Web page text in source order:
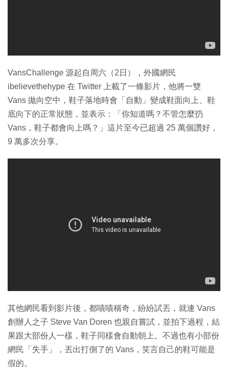
VansChallenge 源起自周六（2日），外國網民
ibelievethehype 在 Twitter 上載了一條影片，他將一雙
Vans 拋向空中，鞋子落地時會「自動」變成鞋面向上、鞋
底向下的正常狀態，並表示：「你知道嗎？不管怎麼扔
Vans，鞋子都會向上嗎？」這片至今已超過 25 萬個讚好，
9 萬多次分享。
其他網民看到影片後，都嘖嘖稱奇，紛紛試丟，就連 Vans
創辦人之子 Steve Van Doren 也親自嘗試，並拍下過程，結
果跟大部份人一樣，鞋子同樣會自動朝上。不過也有小部份
網民「失手」，丟出打側了的 Vans，笑言自己的鞋可能是
假的。